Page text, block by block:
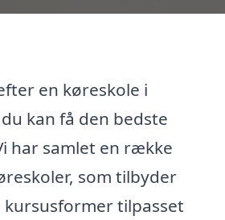
en køreskole i
kan få den bedste
har samlet en række
som tilbyder
tilpasset